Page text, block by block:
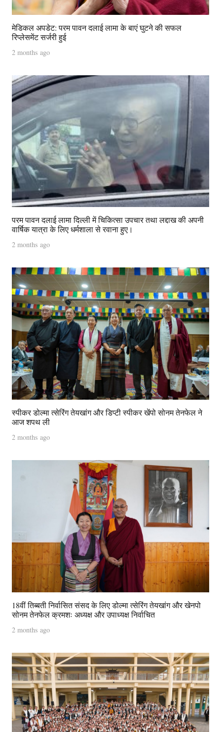
मेडिकल अपडेट: परम पावन दलाई लामा के बाएं घुटने की सफल
रिप्लेसमेंट सर्जरी हुई
2 months ago
परम पावन दलाई लामा दिल्ली में चिकित्सा उपचार तथा लद्दाख की अपनी
वार्षिक यात्रा के लिए धर्मशाला से रवाना हुए।
2 months ago
स्पीकर डोल्मा त्सेरिंग तेयखांग और डिप्टी स्पीकर खेंपो सोनम तेनफेल ने
आज शपथ ली
2 months ago
18वीं तिब्बती निर्वासित संसद के लिए डोल्मा त्सेरिंग तेयखांग और खेनपो
सोनम तेनफेल क्रमशः अध्यक्ष और उपाध्यक्ष निर्वाचित
2 months ago